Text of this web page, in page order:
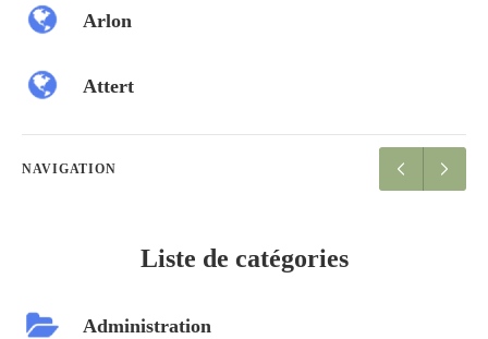
Arlon
Attert
NAVIGATION
Liste de catégories
Administration